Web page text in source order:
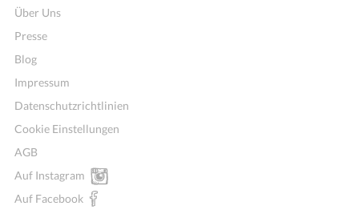
Über Uns
Presse
Blog
Impressum
Datenschutzrichtlinien
Cookie Einstellungen
AGB
Auf Instagram
Auf Facebook